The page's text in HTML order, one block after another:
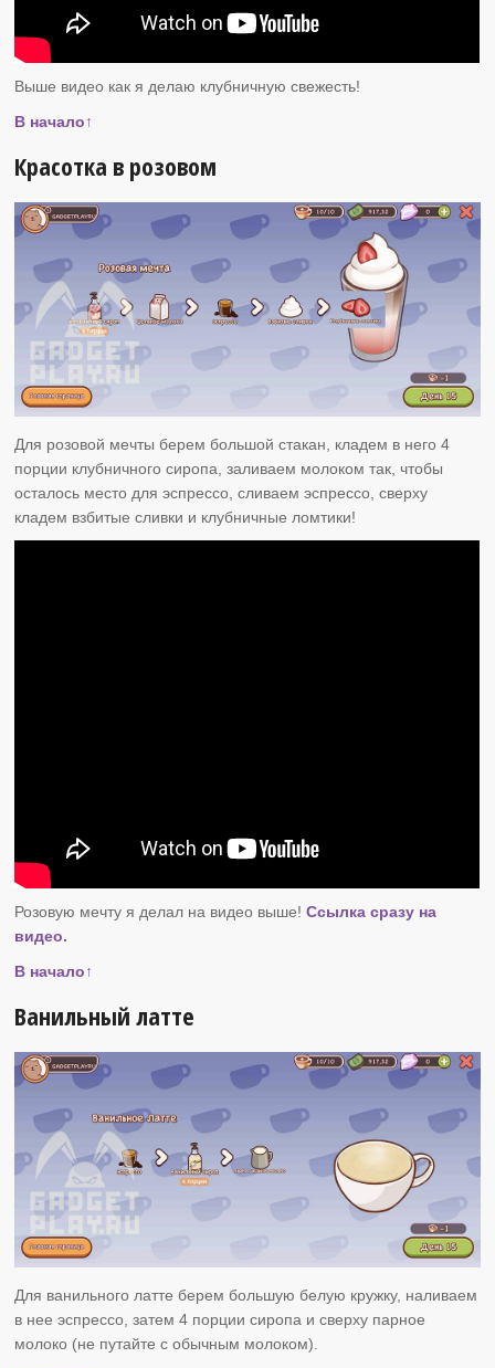
Выше видео как я делаю клубничную свежесть!
В начало↑
Красотка в розовом
Для розовой мечты берем большой стакан, кладем в него 4
порции клубничного сиропа, заливаем молоком так, чтобы
осталось место для эспрессо, сливаем эспрессо, сверху
кладем взбитые сливки и клубничные ломтики!
Розовую мечту я делал на видео выше!Ссылка сразу на
видео.
В начало↑
Ванильный латте
Для ванильного латте берем большую белую кружку, наливаем
в нее эспрессо, затем 4 порции сиропа и сверху парное
молоко (не путайте с обычным молоком).